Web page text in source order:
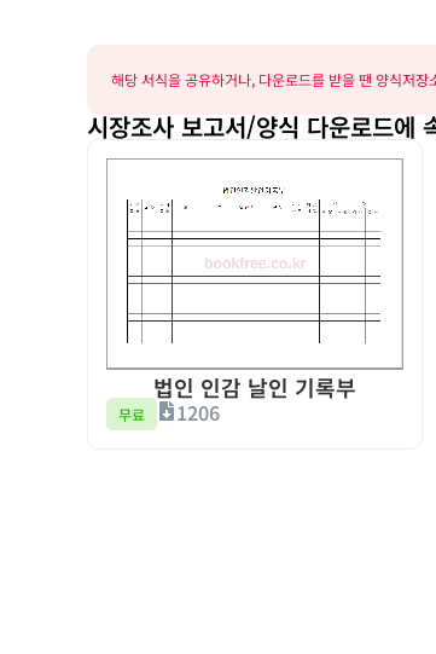
해당 서식을 공유하거나, 다운로드를 받을 땐 양식저
시장조사 보고서/양식 다운로드에
법인 인감 날인 기록부
무료 1206